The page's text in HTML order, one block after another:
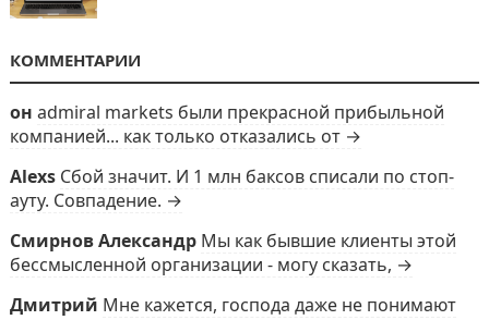
КОММЕНТАРИИ
он admiral markets были прекрасной прибыльной
компанией... как только отказались от →
Alexs Сбой значит. И 1 млн баксов списали по стоп-
ауту. Совпадение. →
Смирнов Александр Мы как бывшие клиенты этой
бессмысленной организации - могу сказать, →
Дмитрий Мне кажется, господа даже не понимают